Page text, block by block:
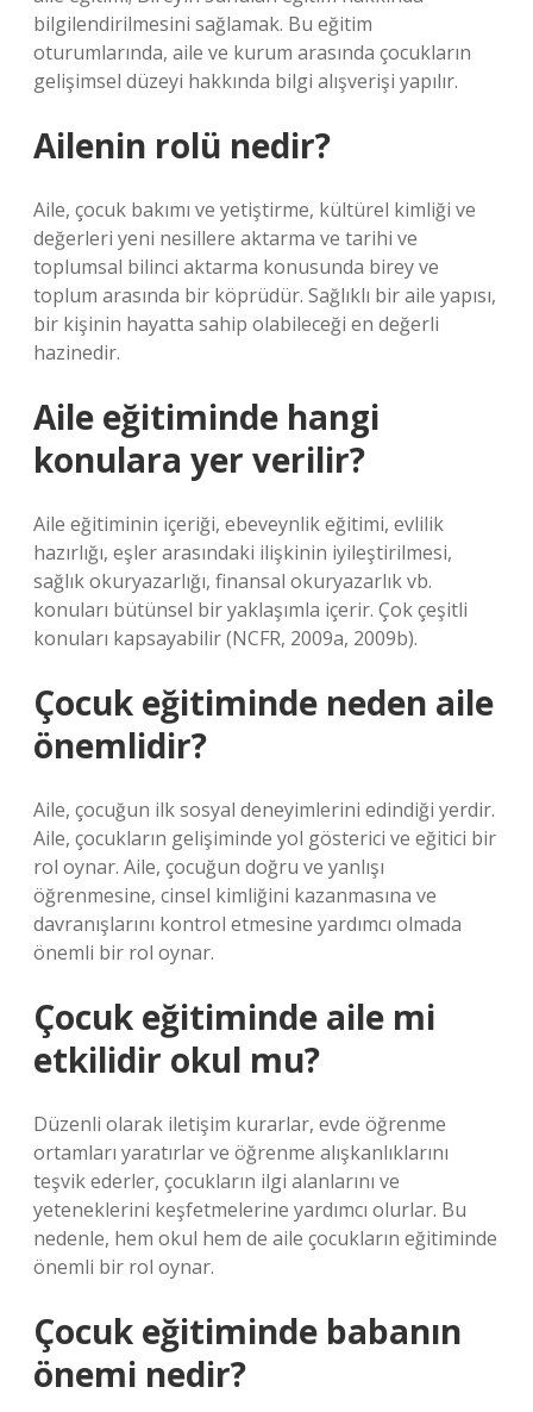
bilgilendirilmesini sağlamak. Bu eğitim
oturumlarında, aile ve kurum arasında çocukların
gelişimsel düzeyi hakkında bilgi alışverişi yapılır.
Ailenin rolü nedir?
Aile, çocuk bakımı ve yetiştirme, kültürel kimliği ve
değerleri yeni nesillere aktarma ve tarihi ve
toplumsal bilinci aktarma konusunda birey ve
toplum arasında bir köprüdür. Sağlıklı bir aile yapısı,
bir kişinin hayatta sahip olabileceği en değerli
hazinedir.
Aile eğitiminde hangi
konulara yer verilir?
Aile eğitiminin içeriği, ebeveynlik eğitimi, evlilik
hazırlığı, eşler arasındaki ilişkinin iyileştirilmesi,
sağlık okuryazarlığı, finansal okuryazarlık vb.
konuları bütünsel bir yaklaşımla içerir. Çok çeşitli
konuları kapsayabilir (NCFR, 2009a, 2009b).
Çocuk eğitiminde neden aile
önemlidir?
Aile, çocuğun ilk sosyal deneyimlerini edindiği yerdir.
Aile, çocukların gelişiminde yol gösterici ve eğitici bir
rol oynar. Aile, çocuğun doğru ve yanlışı
öğrenmesine, cinsel kimliğini kazanmasına ve
davranışlarını kontrol etmesine yardımcı olmada
önemli bir rol oynar.
Çocuk eğitiminde aile mi
etkilidir okul mu?
Düzenli olarak iletişim kurarlar, evde öğrenme
ortamları yaratırlar ve öğrenme alışkanlıklarını
teşvik ederler, çocukların ilgi alanlarını ve
yeteneklerini keşfetmelerine yardımcı olurlar. Bu
nedenle, hem okul hem de aile çocukların eğitiminde
önemli bir rol oynar.
Çocuk eğitiminde babanın
önemi nedir?